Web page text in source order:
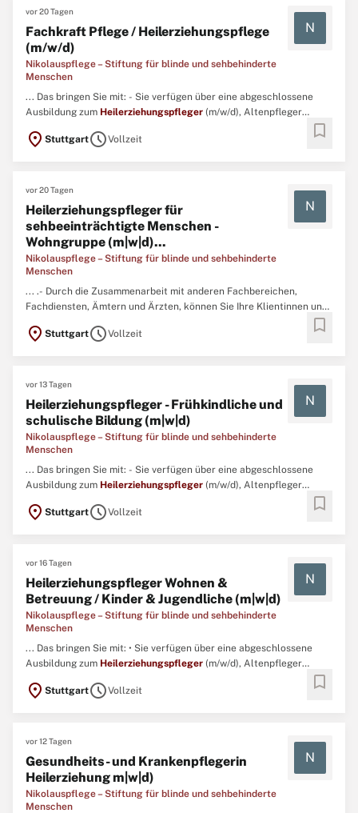
vor 20 Tagen
Fachkraft Pflege / Heilerziehungspflege
(m/w/d)
Nikolauspflege – Stiftung für blinde und sehbehinderte
Menschen
N
... Das bringen Sie mit: - Sie verfügen über eine abgeschlossene
Ausbildung zum Heilerziehungspfleger (m/w/d), Altenpfleger
Empathie und Einfühlungsvermögen arbeiten Sie engagiert mit
location_on StuttgartscheduleVollzeit bookmark
vor 20 Tagen
Heilerziehungspfleger für
sehbeeinträchtigte Menschen -
Wohngruppe (m|w|d)...
Nikolauspflege – Stiftung für blinde und sehbehinderte
Menschen
N
... .- Durch die Zusammenarbeit mit anderen Fachbereichen,
Fachdiensten, Ämtern und Ärzten, können Sie Ihre Klientinnen und
Klienten optimal fördern.Das bringen Sie mit:- Sie verfügen über
eine abgeschlossene Ausbildung zum
location_on StuttgartscheduleVollzeit bookmark
vor 13 Tagen
Heilerziehungspfleger - Frühkindliche und
schulische Bildung (m|w|d)
Nikolauspflege – Stiftung für blinde und sehbehinderte
Menschen
N
... Das bringen Sie mit: - Sie verfügen über eine abgeschlossene
Ausbildung zum Heilerziehungspfleger (m/w/d), Altenpfleger
(m/w/d) oder Gesundheits- und (Kinder-) Krankenpfleger (m/w/d).-
Sie sind bereit, Früh- und Spätschichten in einer geregelten 5-Tage
location_on StuttgartscheduleVollzeit bookmark
vor 16 Tagen
Heilerziehungspfleger Wohnen &
Betreuung / Kinder & Jugendliche (m|w|d)
Nikolauspflege – Stiftung für blinde und sehbehinderte
Menschen
N
... Das bringen Sie mit: • Sie verfügen über eine abgeschlossene
Ausbildung zum Heilerziehungspfleger (m/w/d), Altenpfleger
(m/w/d) oder Gesundheits- und (Kinder-) Krankenpfleger (m/w/d). •
Sie sind bereit, Früh- und Spätschichten in einer geregelten 5-Tage
location_on StuttgartscheduleVollzeit bookmark
vor 12 Tagen
Gesundheits- und Krankenpflegerin
Heilerziehung m|w|d)
Nikolauspflege – Stiftung für blinde und sehbehinderte
Menschen
N